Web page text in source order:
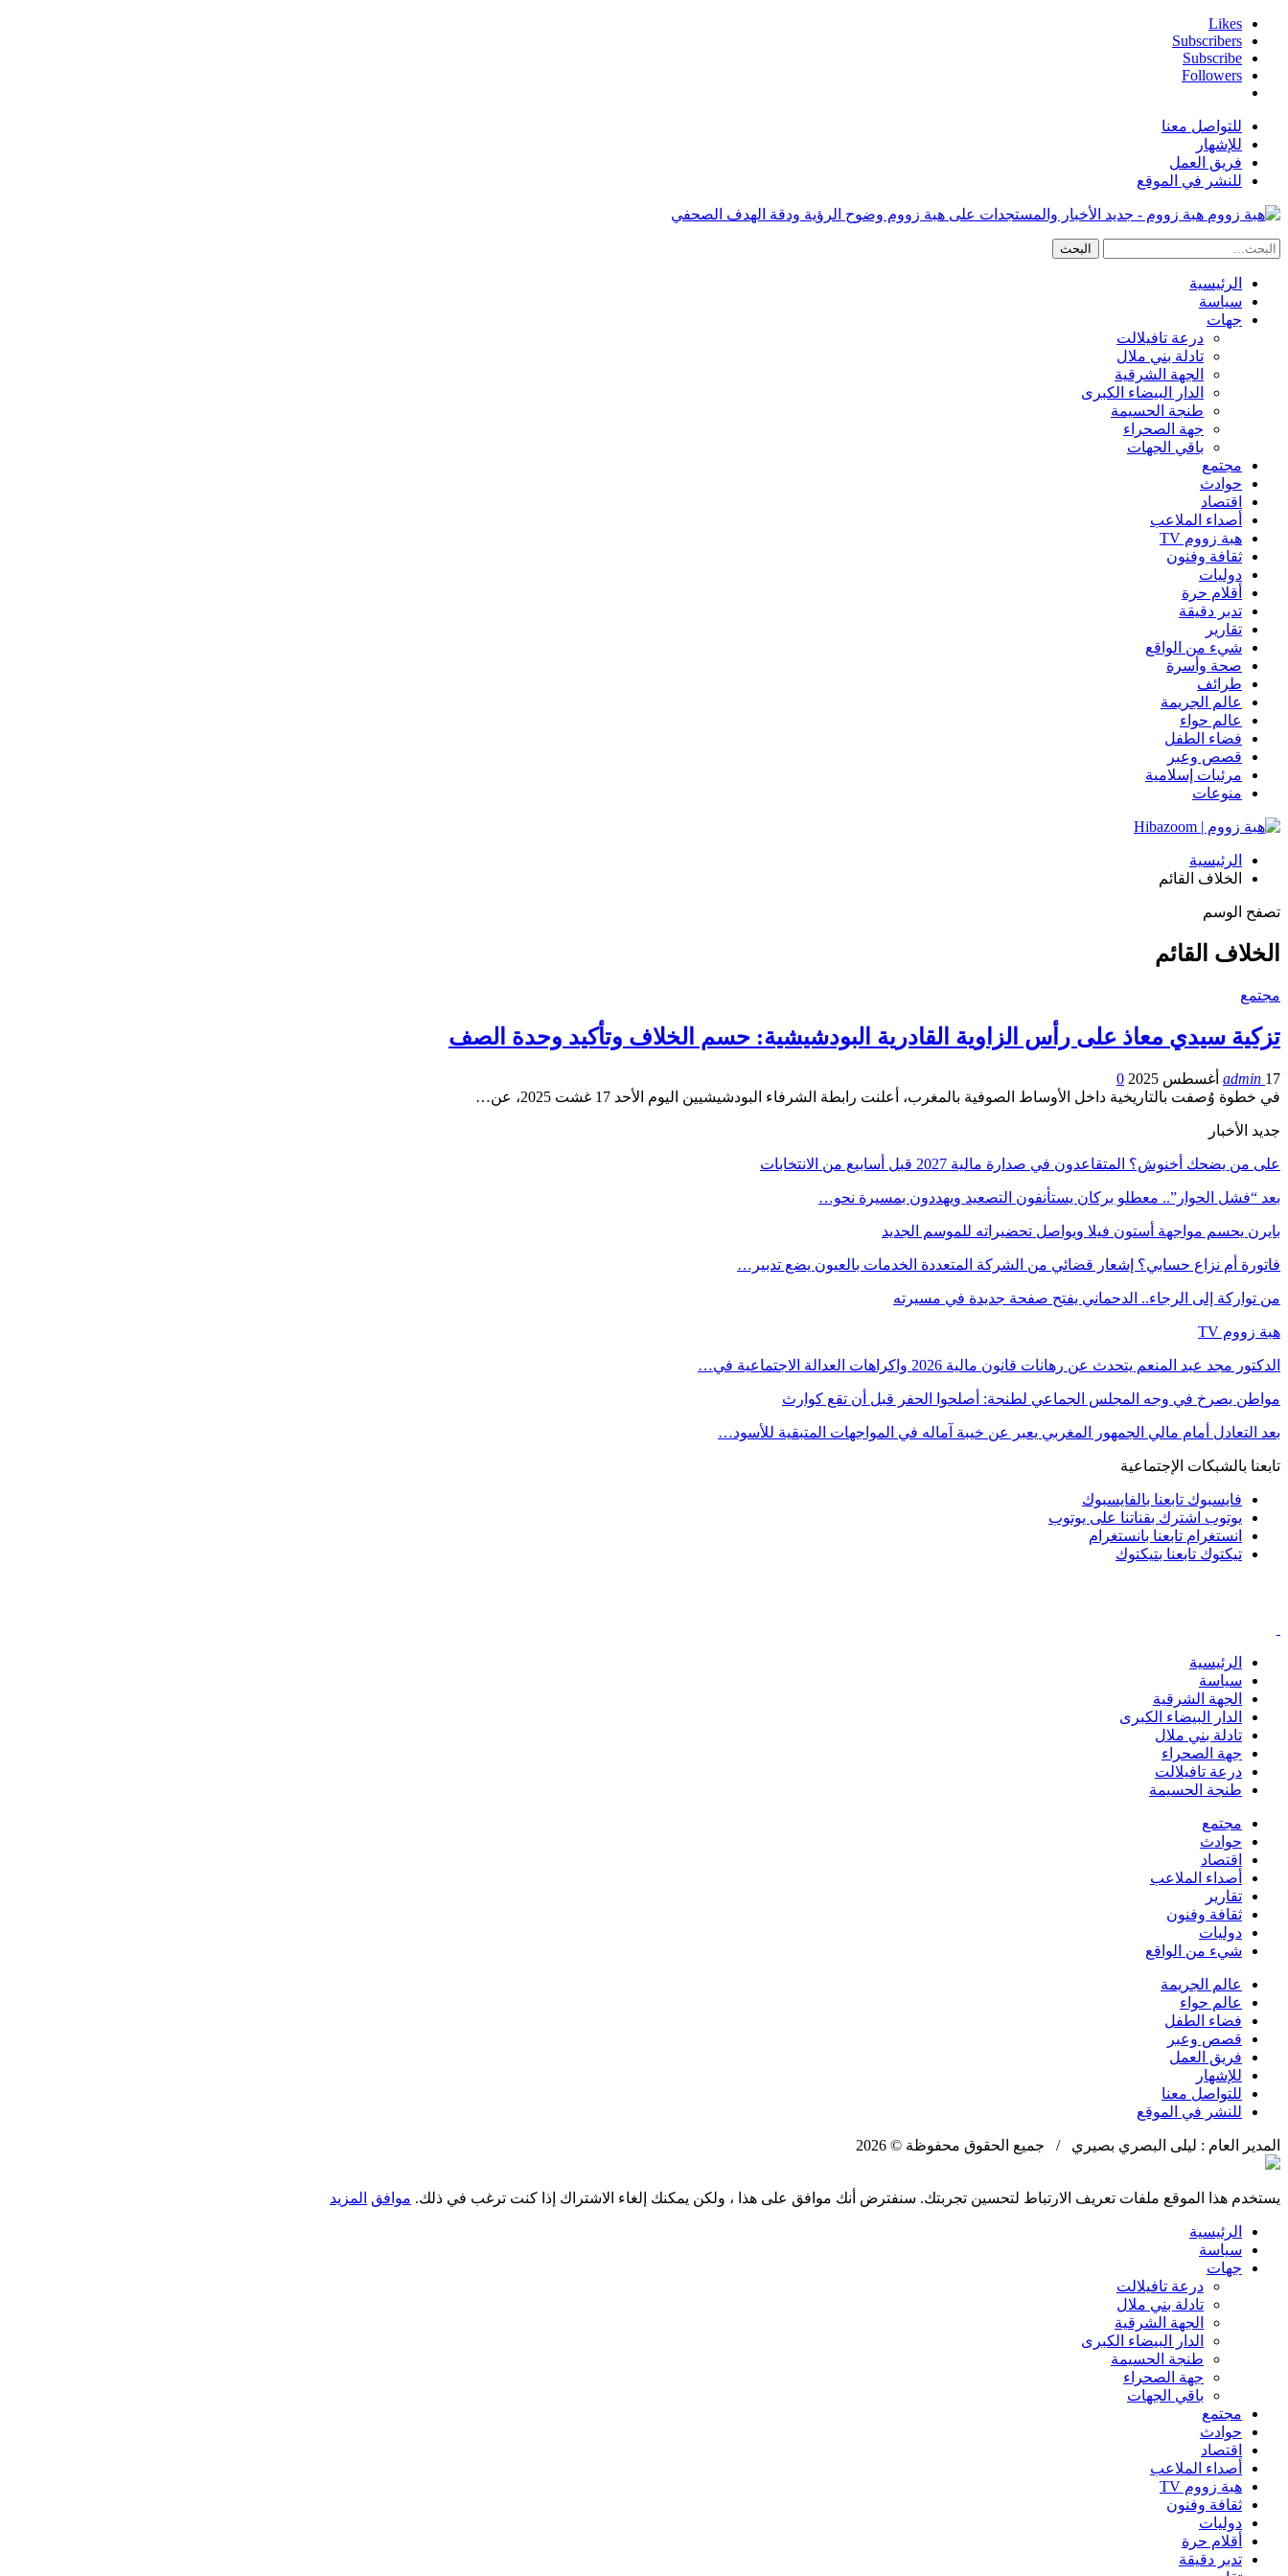
Likes
Subscribers
Subscribe
Followers
للتواصل معنا
للإشهار
فريق العمل
للنشر في الموقع
هبة زووم - جديد الأخبار والمستجدات على هبة زووم وضوح الرؤية ودقة الهدف الصحفي
الرئيسية
سياسة
جهات
درعة تافيلالت
تادلة بني ملال
الجهة الشرقية
الدار البيضاء الكبرى
طنجة الحسيمة
جهة الصحراء
باقي الجهات
مجتمع
حوادث
اقتصاد
أصداء الملاعب
هبة زووم TV
ثقافة وفنون
دوليات
أقلام حرة
تدبر دقيقة
تقارير
شيء من الواقع
صحة وأسرة
طرائف
عالم الجريمة
عالم حواء
فضاء الطفل
قصص وعبر
مرئيات إسلامية
منوعات
الرئيسية
الخلاف القائم
تصفح الوسم
الخلاف القائم
مجتمع
تزكية سيدي معاذ على رأس الزاوية القادرية البودشيشية: حسم الخلاف وتأكيد وحدة الصف
admin 17 أغسطس 2025
0
في خطوة وُصفت بالتاريخية داخل الأوساط الصوفية بالمغرب، أعلنت رابطة الشرفاء البودشيشيين اليوم الأحد 17 غشت 2025، عن…
جديد الأخبار
على من يضحك أخنوش؟ المتقاعدون في صدارة مالية 2027 قبل أسابيع من الانتخابات
بعد “فشل الحوار”.. معطلو بركان يستأنفون التصعيد ويهددون بمسيرة نحو…
بايرن يحسم مواجهة أستون فيلا ويواصل تحضيراته للموسم الجديد
فاتورة أم نزاع حسابي؟ إشعار قضائي من الشركة المتعددة الخدمات بالعيون يضع تدبير…
من تواركة إلى الرجاء.. الدحماني يفتح صفحة جديدة في مسيرته
هبة زووم TV
الدكتور مجد عبد المنعم يتحدث عن رهانات قانون مالية 2026 واكراهات العدالة الاجتماعية في…
مواطن يصرخ في وجه المجلس الجماعي لطنجة: أصلحوا الحفر قبل أن تقع كوارث
بعد التعادل أمام مالي الجمهور المغربي يعبر عن خيبة آماله في المواجهات المتبقية للأسود…
تابعنا بالشبكات الإجتماعية
فايسبوك تابعنا بالفايسبوك
يوتوب اشترك بقناتنا على يوتوب
انستغرام تابعنا بانستغرام
تيكتوك تابعنا بتيكتوك
الرئيسية
سياسة
الجهة الشرقية
الدار البيضاء الكبرى
تادلة بني ملال
جهة الصحراء
درعة تافيلالت
طنجة الحسيمة
مجتمع
حوادث
اقتصاد
أصداء الملاعب
تقارير
ثقافة وفنون
دوليات
شيء من الواقع
عالم الجريمة
عالم حواء
فضاء الطفل
قصص وعبر
فريق العمل
للإشهار
للتواصل معنا
للنشر في الموقع
المدير العام : ليلى البصري بصيري / جميع الحقوق محفوظة © 2026
يستخدم هذا الموقع ملفات تعريف الارتباط لتحسين تجربتك. سنفترض أنك موافق على هذا ، ولكن يمكنك إلغاء الاشتراك إذا كنت ترغب في ذلك. موافق المزيد
الرئيسية
سياسة
جهات
درعة تافيلالت
تادلة بني ملال
الجهة الشرقية
الدار البيضاء الكبرى
طنجة الحسيمة
جهة الصحراء
باقي الجهات
مجتمع
حوادث
اقتصاد
أصداء الملاعب
هبة زووم TV
ثقافة وفنون
دوليات
أقلام حرة
تدبر دقيقة